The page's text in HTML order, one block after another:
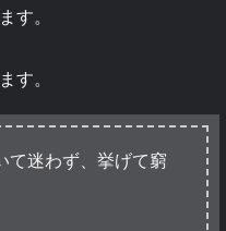
す。
す。
て迷わず、挙げて窮